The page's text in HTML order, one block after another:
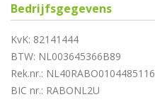
Bedrijfsgegevens
KvK: 82141444
BTW: NL003645366B89
Rek.nr.: NL40RABO0104485116
BIC nr.: RABONL2U